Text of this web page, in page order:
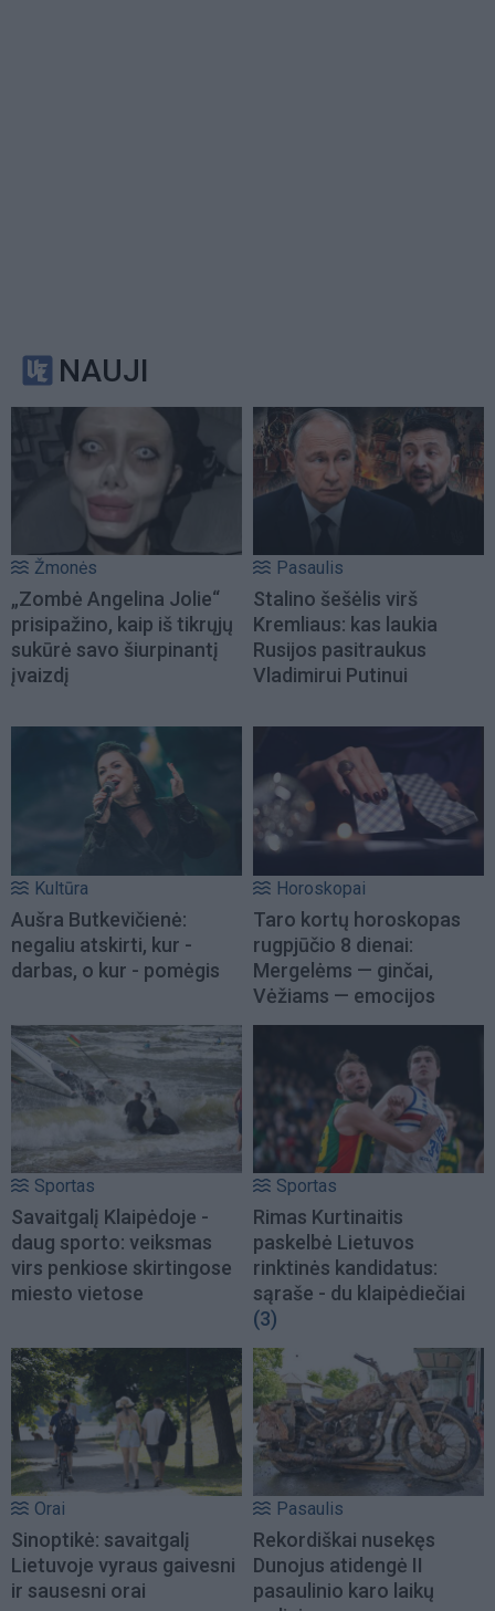
NAUJI
Žmonės
„Zombė Angelina Jolie“
prisipažino, kaip iš tikrųjų
sukūrė savo šiurpinantį
įvaizdį
Pasaulis
Stalino šešėlis virš
Kremliaus: kas laukia
Rusijos pasitraukus
Vladimirui Putinui
Kultūra
Aušra Butkevičienė:
negaliu atskirti, kur -
darbas, o kur - pomėgis
Horoskopai
Taro kortų horoskopas
rugpjūčio 8 dienai:
Mergelėms — ginčai,
Vėžiams — emocijos
Sportas
Savaitgalį Klaipėdoje -
daug sporto: veiksmas
virs penkiose skirtingose
miesto vietose
Sportas
Rimas Kurtinaitis
paskelbė Lietuvos
rinktinės kandidatus:
sąraše - du klaipėdiečiai
(3)
Orai
Sinoptikė: savaitgalį
Lietuvoje vyraus gaivesni
ir sausesni orai
Pasaulis
Rekordiškai nusekęs
Dunojus atidengė II
pasaulinio karo laikų